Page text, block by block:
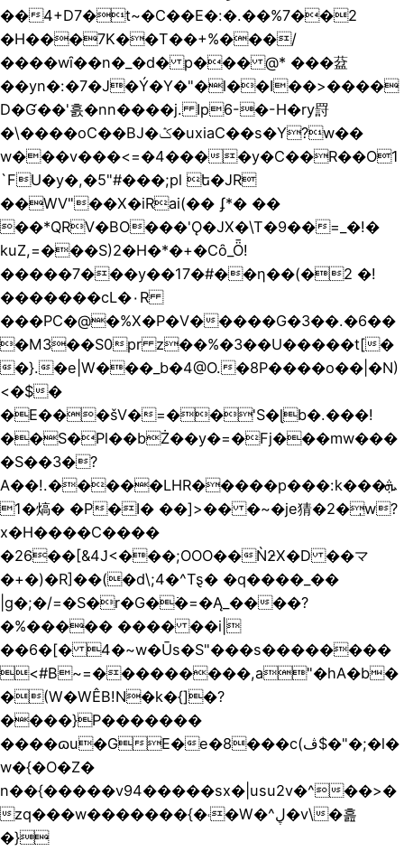
��4+D7�t~�C��E�:�.��%7��2
�H���7K��T��+%���/
����wȋ��n�_�d� p��� @* ���葐
��yn�:�7�J�Ý�Y�"�l��I��>����
D�Ɠ��'흜�nn����j. Ip6-�-H�ry罸
�\����oC��BJ�ݣ�uxiaC��s�Y?w��
w���v���<=�4����y�C��R��O1
`FU�y�,�5"#���;pl ե�JR
��WV"��X�iRai(�� ʄ*� ��
��*QRV�BO���'Ǫ�JX�\T�9��=_�!�
kuZ,=���S)2�H�*�+�Cȏ_Ȫ!
�����7���y��17�#��ƞ��(�2 �!
�������cL�٠R
���PC�@�%X�P�V�����G�3��.�6��
�M3��S0pr z��%�3��U�����t[�
�}.�e|W���_b�4@O.�8P����o��|�N)
<�$�
�E���šV�=��'S�ɭb�.���!
��S�Pl��bŻ��y�=�Fj���mw���
�S��3�?
A��!.�����LHR�����p���:k���ܞ
1�熇� �P�I� ��]>�� �~�je猜�2�̩w?
x�H����C����
�26��[&4݁J<���;OOO��ǸƻX�D ��マ
�+�)�R]��(�d\;4�^Tȿ� �q����_��
|g�;�/=�S�r�G�߭�=�Ą_����?
�%����� ���� ��i|
��6�[� 4�~w�Ūs�S"���s��������
<#B~=���������,a"�hA�b�
�(W�WÊB!N�k�{]�?
����}P�������
����ɷu�GE�e�8���c(ڤ$�"�;�l�
w�{�O�Z�
n��{�����v94�����sx�|usu2v�^��>�
zq���w�������{�˓�W�^ڸ�v\�흞
�}